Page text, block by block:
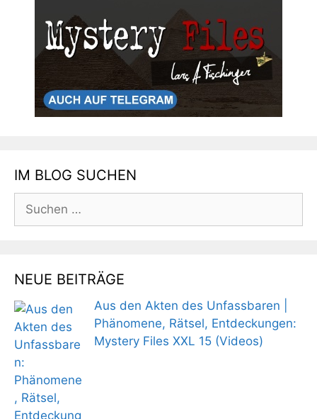
IM BLOG SUCHEN
nach:
NEUE BEITRÄGE
Aus den Akten des Unfassbaren |
Phänomene, Rätsel, Entdeckungen:
Mystery Files XXL 15 (Videos)